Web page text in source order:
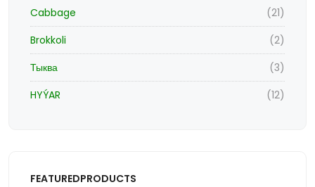
Cabbage
(21)
Brokkoli
(2)
Тыква
(3)
HYÝAR
(12)
FEATUREDPRODUCTS